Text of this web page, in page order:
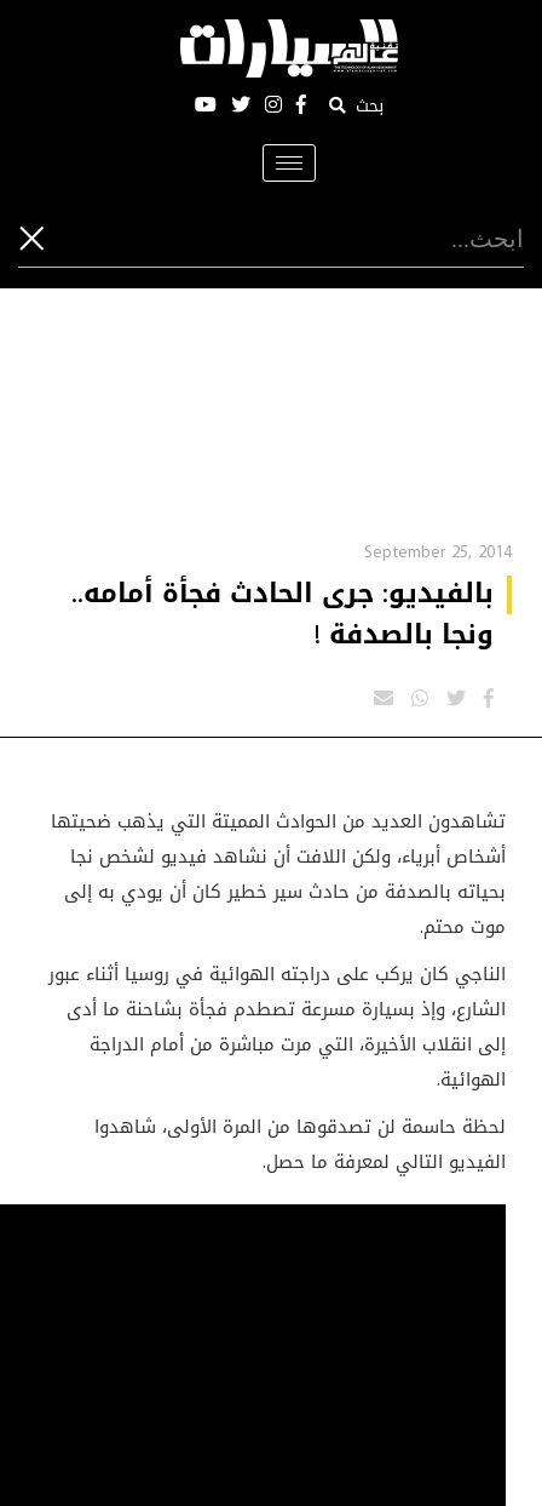
بحث
Toggle
navigation
September 25, 2014
بالفيديو: جرى الحادث فجأة أمامه..
ونجا بالصدفة !
تشاهدون العديد من الحوادث المميتة التي يذهب ضحيتها
أشخاص أبرياء، ولكن اللافت أن نشاهد فيديو لشخص نجا
بحياته بالصدفة من حادث سير خطير كان أن يودي به إلى
موت محتم.
الناجي كان يركب على دراجته الهوائية في روسيا أثناء عبور
الشارع، وإذ بسيارة مسرعة تصطدم فجأة بشاحنة ما أدى
إلى انقلاب الأخيرة، التي مرت مباشرة من أمام الدراجة
الهوائية.
لحظة حاسمة لن تصدقوها من المرة الأولى، شاهدوا
الفيديو التالي لمعرفة ما حصل.